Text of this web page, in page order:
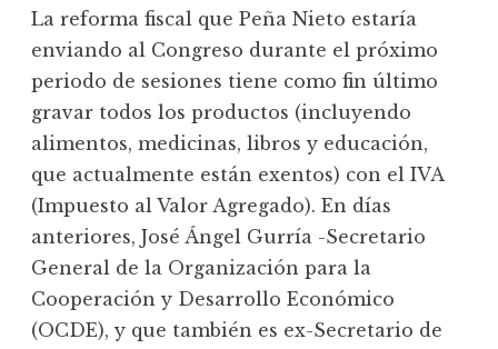
La reforma fiscal que Peña Nieto estaría
enviando al Congreso durante el próximo
periodo de sesiones tiene como fin último
gravar todos los productos (incluyendo
alimentos, medicinas, libros y educación,
que actualmente están exentos) con el IVA
(Impuesto al Valor Agregado). En días
anteriores, José Ángel Gurría -Secretario
General de la Organización para la
Cooperación y Desarrollo Económico
(OCDE), y que también es ex-Secretario de